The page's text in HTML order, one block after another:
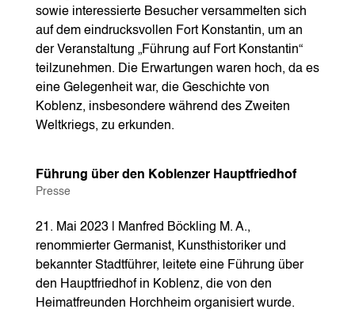
sowie interessierte Besucher versammelten sich
auf dem eindrucksvollen Fort Konstantin, um an
der Veranstaltung „Führung auf Fort Konstantin“
teilzunehmen. Die Erwartungen waren hoch, da es
eine Gelegenheit war, die Geschichte von
Koblenz, insbesondere während des Zweiten
Weltkriegs, zu erkunden.
Führung über den Koblenzer Hauptfriedhof
Presse
21. Mai 2023 | Manfred Böckling M. A.,
renommierter Germanist, Kunsthistoriker und
bekannter Stadtführer, leitete eine Führung über
den Hauptfriedhof in Koblenz, die von den
Heimatfreunden Horchheim organisiert wurde.